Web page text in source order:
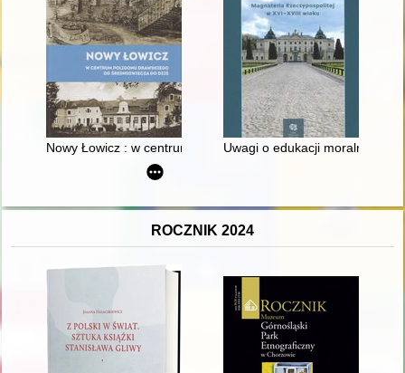
Nowy Łowicz : w centrum poligonu drawskiego od
Uwagi o edukacji moralnej
ROCZNIK 2024